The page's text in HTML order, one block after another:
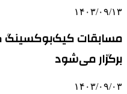
۱۴۰۳/۰۹/۱۳
برگزار می‌شود
۱۴۰۳/۰۹/۰۳